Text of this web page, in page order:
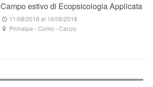
Campo estivo di Ecopsicologia Applicata
11/08/2018 al 16/08/2018
Primalpe - Como -Canzo